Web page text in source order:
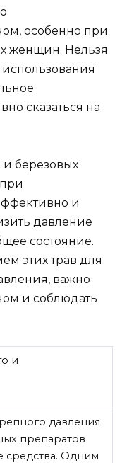
особенно при
женщин. Нельзя
сказаться на
березовых
и
давление
состояние.
этих трав для
важно
и соблюдать
и
давления
препаратов
средства. Одним